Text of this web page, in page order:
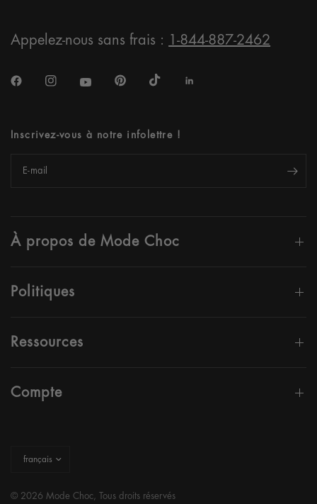
Appelez-nous sans frais : 1-844-887-2462
Inscrivez-vous à notre infolettre !
E-mail
À propos de Mode Choc
Politiques
Ressources
Compte
pays/la
© 2026 Mode Choc, Tous droits réservés